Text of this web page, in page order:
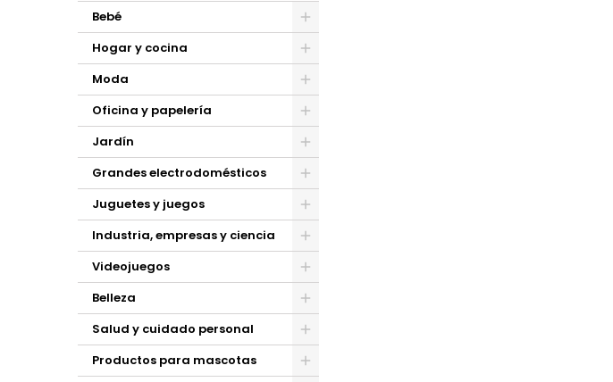
Bebé
Hogar y cocina
Moda
Oficina y papelería
Jardín
Grandes electrodomésticos
Juguetes y juegos
Industria, empresas y ciencia
Videojuegos
Belleza
Salud y cuidado personal
Productos para mascotas